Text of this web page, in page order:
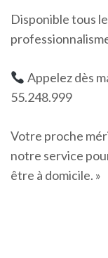
Disponible tous
Appelez dès
55.248.999
Votre proche
notre service
être à domicile. »